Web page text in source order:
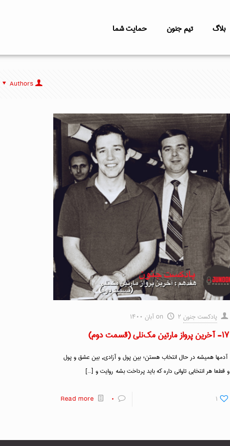
بلاگ تیم جنون حمایت شما
Authors
پادکست جنون on ۲ آبان ۱۴۰۰
۱۷- آخرین پرواز مارتین مک‌نلی (قسمت دوم)
آدمها همیشه در حال انتخاب هستن؛ بین پول و آزادی, بین عشق و پول
و قطعا هر انتخابی تاوانی داره که باید پرداخت بشه روایت و[…]
۱ ۰ Read more